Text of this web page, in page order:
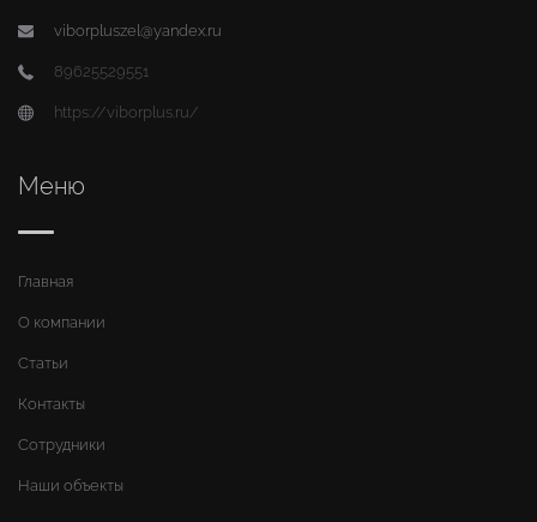
viborpluszel@yandex.ru
89625529551
https://viborplus.ru/
Меню
Главная
О компании
Статьи
Контакты
Сотрудники
Наши объекты